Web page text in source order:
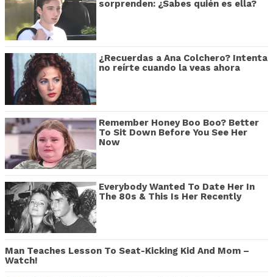
sorprenden: ¿Sabes quién es ella?
¿Recuerdas a Ana Colchero? Intenta
no reírte cuando la veas ahora
Remember Honey Boo Boo? Better
To Sit Down Before You See Her
Now
Everybody Wanted To Date Her In
The 80s & This Is Her Recently
Man Teaches Lesson To Seat-Kicking Kid And Mom –
Watch!